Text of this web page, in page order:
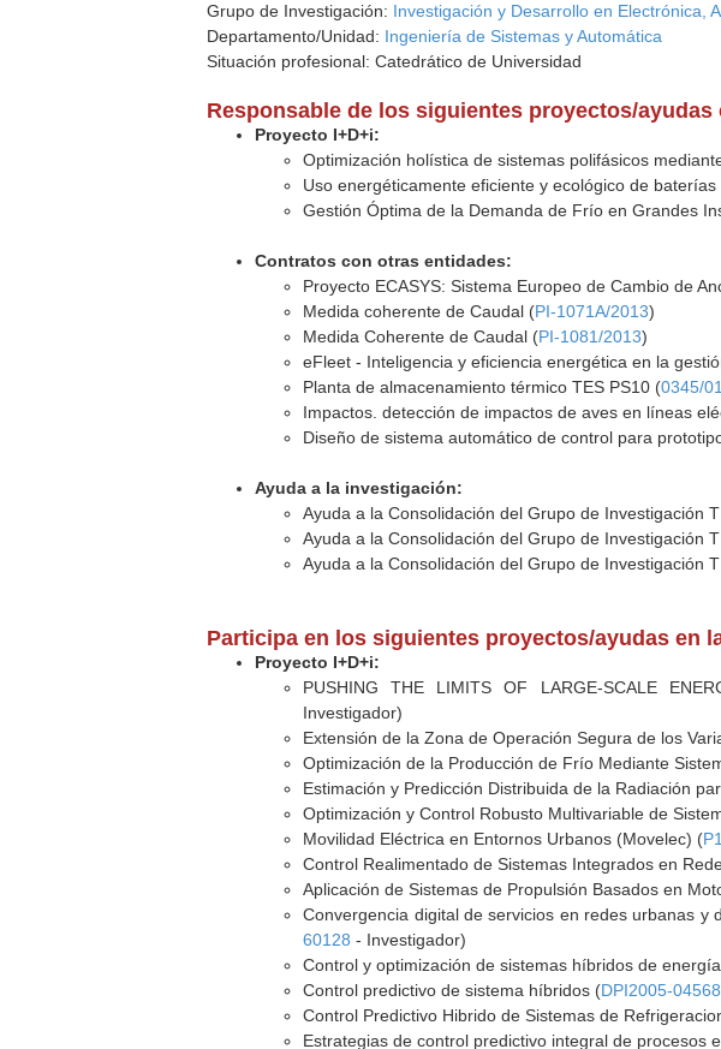
Grupo de Investigación: Investigación y Desarrollo en Electrónica,
Departamento/Unidad: Ingeniería de Sistemas y Automática
Situación profesional: Catedrático de Universidad
Responsable de los siguientes proyectos/ayudas
Proyecto I+D+i:
Optimización holística de sistemas polifásicos
Uso energéticamente eficiente y ecológico de
Gestión Óptima de la Demanda de Frío en Grandes
Contratos con otras entidades:
Proyecto ECASYS: Sistema Europeo de Cambio de
Medida coherente de Caudal (PI-1071A/2013)
Medida Coherente de Caudal (PI-1081/2013)
eFleet - Inteligencia y eficiencia energética en la
Planta de almacenamiento térmico TES PS10 (0345/
Impactos. detección de impactos de aves en líneas
Diseño de sistema automático de control para
Ayuda a la investigación:
Ayuda a la Consolidación del Grupo de Investigación
Ayuda a la Consolidación del Grupo de Investigación
Ayuda a la Consolidación del Grupo de Investigación
Participa en los siguientes proyectos/ayudas en
Proyecto I+D+i:
PUSHING THE LIMITS OF LARGE-SCALE
Investigador)
Extensión de la Zona de Operación Segura de los
Optimización de la Producción de Frío Mediante
Estimación y Predicción Distribuida de la Radiación
Optimización y Control Robusto Multivariable de
Movilidad Eléctrica en Entornos Urbanos (Movelec) (
Control Realimentado de Sistemas Integrados en
Aplicación de Sistemas de Propulsión Basados en
Convergencia digital de servicios en redes urbanas
60128 - Investigador)
Control y optimización de sistemas híbridos de
Control predictivo de sistema híbridos (DPI2005-04568
Control Predictivo Hibrido de Sistemas de
Estrategias de control predictivo integral de procesos